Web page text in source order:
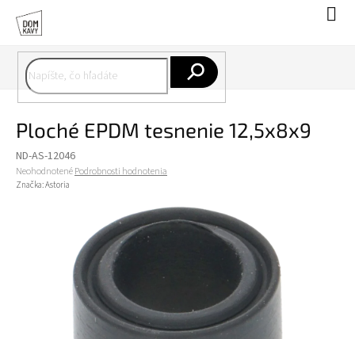
obsah
Ploché EPDM tesnenie 12,5x8x9
ND-AS-12046
Priemerné
hodnotenie
NeohodnotenéPodrobnosti hodnotenia
Značka:Astoria